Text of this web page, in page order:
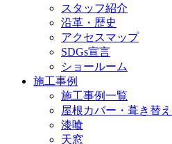
スタッフ紹介
沿革・歴史
アクセスマップ
SDGs宣言
ショールーム
施工事例
施工事例一覧
屋根カバー・葺き替
漆喰
天窓